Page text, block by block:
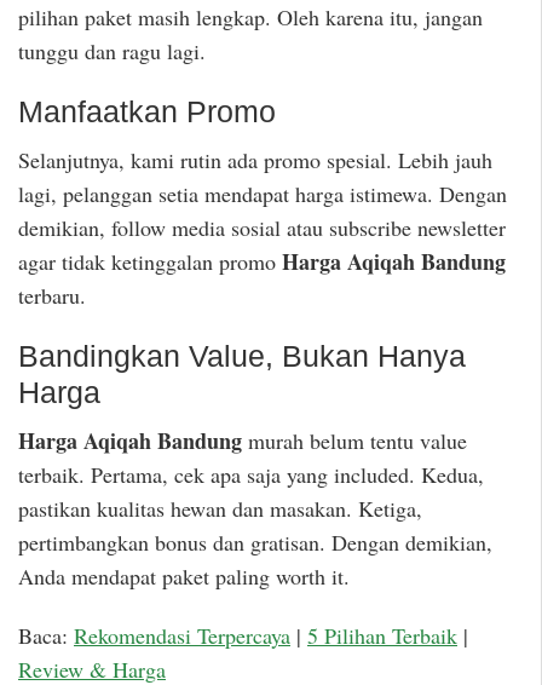
pilihan paket masih lengkap. Oleh karena itu, jangan
tunggu dan ragu lagi.
Manfaatkan Promo
Selanjutnya, kami rutin ada promo spesial. Lebih jauh
lagi, pelanggan setia mendapat harga istimewa. Dengan
demikian, follow media sosial atau subscribe newsletter
agar tidak ketinggalan promo Harga Aqiqah Bandung
terbaru.
Bandingkan Value, Bukan Hanya
Harga
Harga Aqiqah Bandung murah belum tentu value
terbaik. Pertama, cek apa saja yang included. Kedua,
pastikan kualitas hewan dan masakan. Ketiga,
pertimbangkan bonus dan gratisan. Dengan demikian,
Anda mendapat paket paling worth it.
Baca: Rekomendasi Terpercaya | 5 Pilihan Terbaik |
Review & Harga